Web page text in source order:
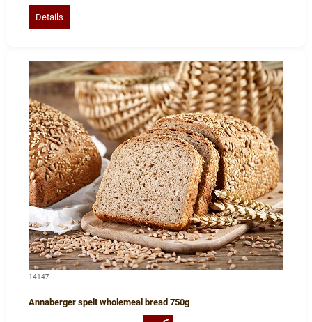
Details
14147
Annaberger spelt wholemeal bread 750g